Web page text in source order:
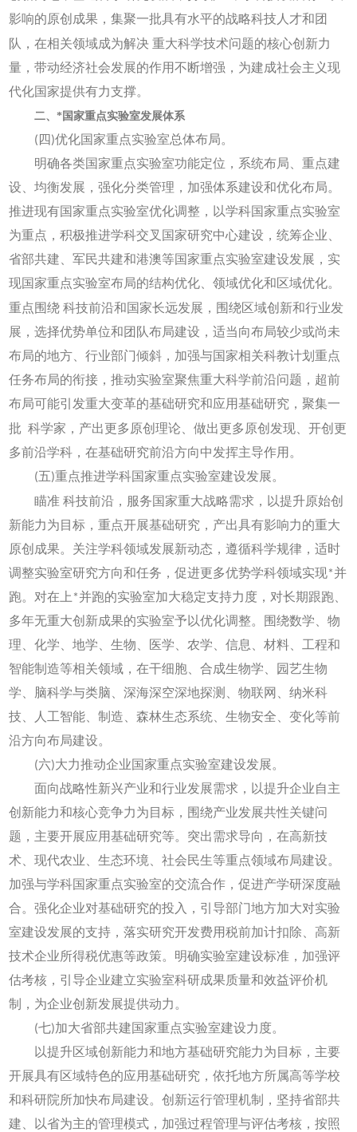
影响的原创成果，集聚一批具有水平的战略科技人才和团
队，在相关领域成为解决 重大科学技术问题的核心创新力
量，带动经济社会发展的作用不断增强，为建成社会主义现
代化国家提供有力支撑。
二、*国家重点实验室发展体系
(四)优化国家重点实验室总体布局。
明确各类国家重点实验室功能定位，系统布局、重点建
设、均衡发展，强化分类管理，加强体系建设和优化布局。
推进现有国家重点实验室优化调整，以学科国家重点实验室
为重点，积极推进学科交叉国家研究中心建设，统筹企业、
省部共建、军民共建和港澳等国家重点实验室建设发展，实
现国家重点实验室布局的结构优化、领域优化和区域优化。
重点围绕 科技前沿和国家长远发展，围绕区域创新和行业发
展，选择优势单位和团队布局建设，适当向布局较少或尚未
布局的地方、行业部门倾斜，加强与国家相关科教计划重点
任务布局的衔接，推动实验室聚焦重大科学前沿问题，超前
布局可能引发重大变革的基础研究和应用基础研究，聚集一
批 科学家，产出更多原创理论、做出更多原创发现、开创更
多前沿学科，在基础研究前沿方向中发挥主导作用。
(五)重点推进学科国家重点实验室建设发展。
瞄准 科技前沿，服务国家重大战略需求，以提升原始创
新能力为目标，重点开展基础研究，产出具有影响力的重大
原创成果。关注学科领域发展新动态，遵循科学规律，适时
调整实验室研究方向和任务，促进更多优势学科领域实现*并
跑。对在上*并跑的实验室加大稳定支持力度，对长期跟跑、
多年无重大创新成果的实验室予以优化调整。围绕数学、物
理、化学、地学、生物、医学、农学、信息、材料、工程和
智能制造等相关领域，在干细胞、合成生物学、园艺生物
学、脑科学与类脑、深海深空深地探测、物联网、纳米科
技、人工智能、制造、森林生态系统、生物安全、变化等前
沿方向布局建设。
(六)大力推动企业国家重点实验室建设发展。
面向战略性新兴产业和行业发展需求，以提升企业自主
创新能力和核心竞争力为目标，围绕产业发展共性关键问
题，主要开展应用基础研究等。突出需求导向，在高新技
术、现代农业、生态环境、社会民生等重点领域布局建设。
加强与学科国家重点实验室的交流合作，促进产学研深度融
合。强化企业对基础研究的投入，引导部门地方加大对实验
室建设发展的支持，落实研究开发费用税前加计扣除、高新
技术企业所得税优惠等政策。明确实验室建设标准，加强评
估考核，引导企业建立实验室科研成果质量和效益评价机
制，为企业创新发展提供动力。
(七)加大省部共建国家重点实验室建设力度。
以提升区域创新能力和地方基础研究能力为目标，主要
开展具有区域特色的应用基础研究，依托地方所属高等学校
和科研院所加快布局建设。创新运行管理机制，坚持省部共
建、以省为主的管理模式，加强过程管理与评估考核，按照